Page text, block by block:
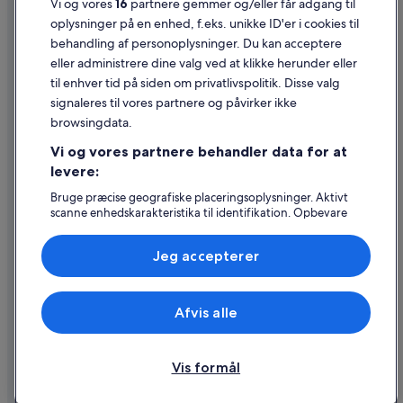
Retningslinjer for indhold og indberetning af indhold
Hjælp
Kontakt os
Ændr eller afbestil din reservation
Forløb og behandlingstider for refusion
Book en flyrejse med et tilgodehavende fra et flyselskab
Internationale rejsedokumenter
Expedia, Inc. er ikke ansvarlig for indhold fra eksterne hjemmesider.
© 2026 Expedia, Inc. – en del af Expedia Group. Alle rettigheder
forbeholdes. Expedia og Expedias logo er varemærker eller registrerede
Vi og vores16 partnere gemmer og/eller får adgang til
oplysninger på en enhed, f.eks. unikke ID'er i cookies til
behandling af personoplysninger. Du kan acceptere
eller administrere dine valg ved at klikke herunder eller
til enhver tid på siden om privatlivspolitik. Disse valg
signaleres til vores partnere og påvirker ikke
browsingdata.
Vi og vores partnere behandler data for at
levere:
Bruge præcise geografiske placeringsoplysninger. Aktivt
scanne enhedskarakteristika til identifikation. Opbevare
annoncering og indhold, annoncerings- og
indholdsmåling, målgruppeundersøgelser og udvikling af
tjenester.
Liste over partnere (leverandører)
Vis formål
Afvis alle
Jeg accepterer